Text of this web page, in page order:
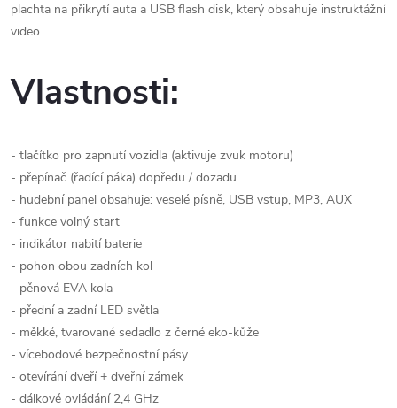
plachta na přikrytí auta a USB flash disk, který obsahuje instruktážní
video.
Vlastnosti:
- tlačítko pro zapnutí vozidla (aktivuje zvuk motoru)
- přepínač (řadící páka) dopředu / dozadu
- hudební panel obsahuje: veselé písně, USB vstup, MP3, AUX
- funkce volný start
- indikátor nabití baterie
- pohon obou zadních kol
- pěnová EVA kola
- přední a zadní LED světla
- měkké, tvarované sedadlo z černé eko-kůže
- vícebodové bezpečnostní pásy
- otevírání dveří + dveřní zámek
- dálkové ovládání 2,4 GHz